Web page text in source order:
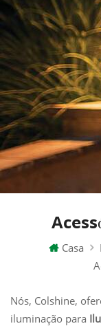
Casa
Nós, Colshine,
iluminação para